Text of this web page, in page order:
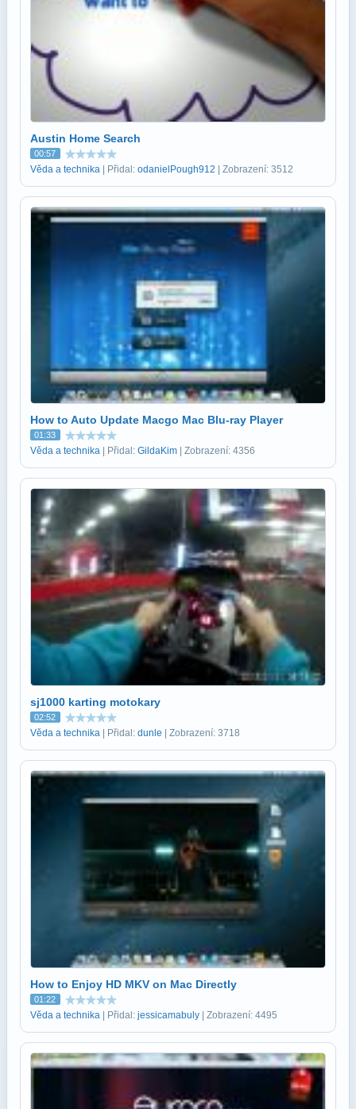
Austin Home Search
00:57
Věda a technika | Přidal: odanielPough912 | Zobrazení: 3512
How to Auto Update Macgo Mac Blu-ray Player
01:33
Věda a technika | Přidal: GildaKim | Zobrazení: 4356
sj1000 karting motokary
02:52
Věda a technika | Přidal: dunle | Zobrazení: 3718
How to Enjoy HD MKV on Mac Directly
01:22
Věda a technika | Přidal: jessicamabuly | Zobrazení: 4495